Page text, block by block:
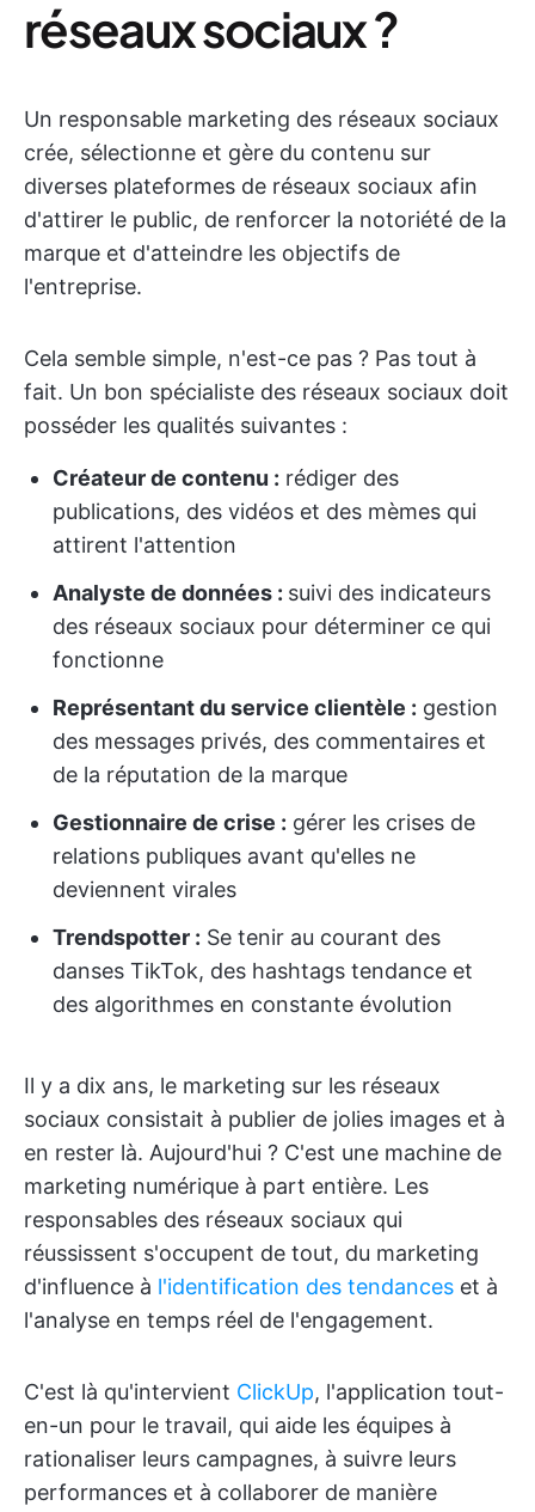
réseaux sociaux ?
Un responsable marketing des réseaux sociaux
crée, sélectionne et gère du contenu sur
diverses plateformes de réseaux sociaux afin
d'attirer le public, de renforcer la notoriété de la
marque et d'atteindre les objectifs de
l'entreprise.
Cela semble simple, n'est-ce pas ? Pas tout à
fait. Un bon spécialiste des réseaux sociaux doit
posséder les qualités suivantes :
Créateur de contenu : rédiger des
publications, des vidéos et des mèmes qui
attirent l'attention
Analyste de données : suivi des indicateurs
des réseaux sociaux pour déterminer ce qui
fonctionne
Représentant du service clientèle : gestion
des messages privés, des commentaires et
de la réputation de la marque
Gestionnaire de crise : gérer les crises de
relations publiques avant qu'elles ne
deviennent virales
Trendspotter : Se tenir au courant des
danses TikTok, des hashtags tendance et
des algorithmes en constante évolution
Il y a dix ans, le marketing sur les réseaux
sociaux consistait à publier de jolies images et à
en rester là. Aujourd'hui ? C'est une machine de
marketing numérique à part entière. Les
responsables des réseaux sociaux qui
réussissent s'occupent de tout, du marketing
d'influence à l'identification des tendances et à
l'analyse en temps réel de l'engagement.
C'est là qu'intervient ClickUp, l'application tout-
en-un pour le travail, qui aide les équipes à
rationaliser leurs campagnes, à suivre leurs
performances et à collaborer de manière